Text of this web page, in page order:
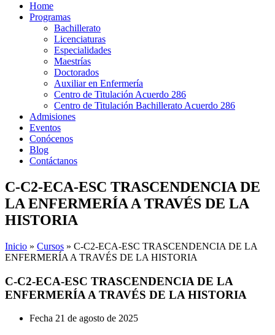
Home
Programas
Bachillerato
Licenciaturas
Especialidades
Maestrías
Doctorados
Auxiliar en Enfermería
Centro de Titulación Acuerdo 286
Centro de Titulación Bachillerato Acuerdo 286
Admisiones
Eventos
Conócenos
Blog
Contáctanos
C-C2-ECA-ESC TRASCENDENCIA DE
LA ENFERMERÍA A TRAVÉS DE LA
HISTORIA
Inicio » Cursos » C-C2-ECA-ESC TRASCENDENCIA DE LA
ENFERMERÍA A TRAVÉS DE LA HISTORIA
C-C2-ECA-ESC TRASCENDENCIA DE LA
ENFERMERÍA A TRAVÉS DE LA HISTORIA
Fecha 21 de agosto de 2025